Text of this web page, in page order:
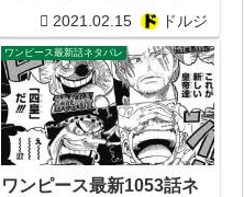
2021.02.15 ドルジ
ワンピース最新話ネタバレ
ワンピース最新1053話ネ